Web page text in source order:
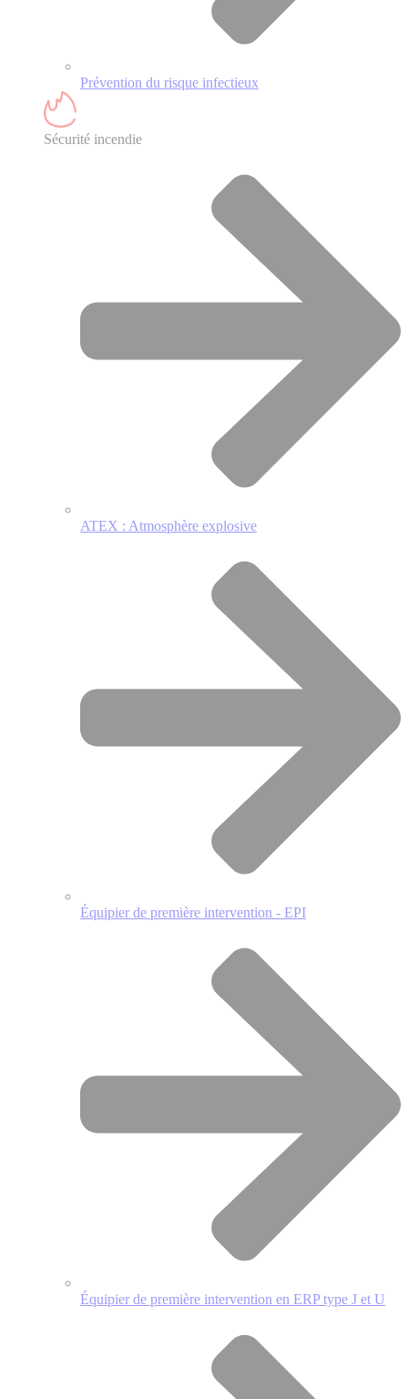
Prévention du risque infectieux
Sécurité incendie
ATEX : Atmosphère explosive
Équipier de première intervention - EPI
Équipier de première intervention en ERP type J et U